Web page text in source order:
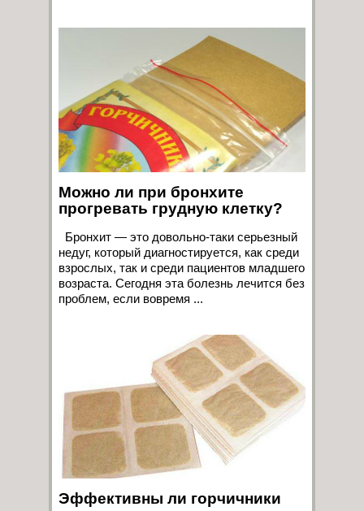
Можно ли при бронхите
прогревать грудную клетку?
Бронхит — это довольно-таки серьезный
недуг, который диагностируется, как среди
взрослых, так и среди пациентов младшего
возраста. Сегодня эта болезнь лечится без
проблем, если вовремя ...
Эффективны ли горчичники